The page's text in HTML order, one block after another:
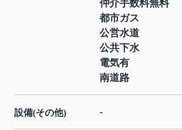
仲介手数料無料
都市ガス
公営水道
公共下水
電気有
南道路
設備(その他) -